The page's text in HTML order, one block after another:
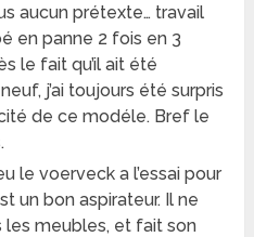
aucun prétexte… travail
en panne 2 fois en 3
le fait qu’il ait été
j’ai toujours été surpris
de ce modéle. Bref le
le voerveck a l’essai pour
un bon aspirateur. Il ne
les meubles, et fait son